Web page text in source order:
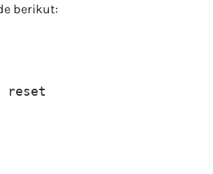
berikut:
reset